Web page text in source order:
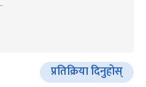
प्रतिक्रिया दिनुहोस्